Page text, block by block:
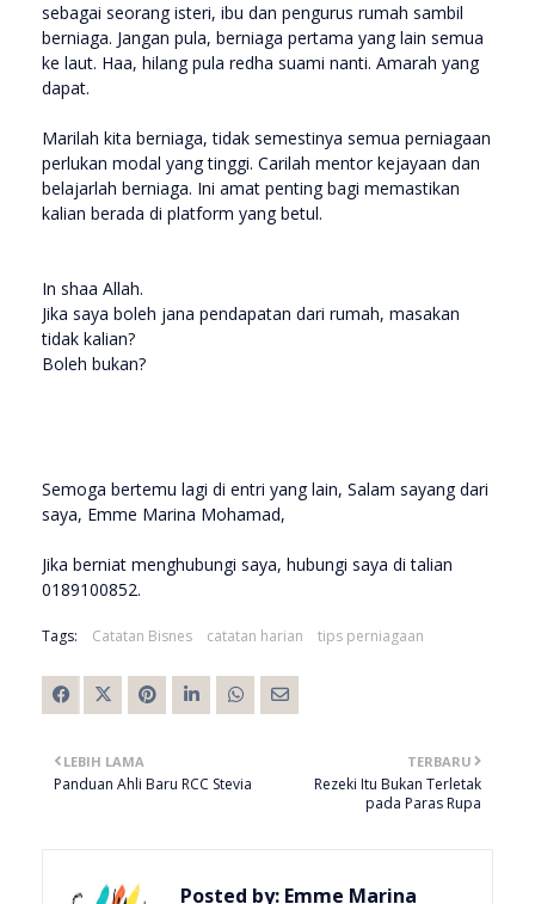
sebagai seorang isteri, ibu dan pengurus rumah sambil
berniaga. Jangan pula, berniaga pertama yang lain semua
ke laut. Haa, hilang pula redha suami nanti. Amarah yang
dapat.
Marilah kita berniaga, tidak semestinya semua perniagaan
perlukan modal yang tinggi. Carilah mentor kejayaan dan
belajarlah berniaga. Ini amat penting bagi memastikan
kalian berada di platform yang betul.
In shaa Allah.
Jika saya boleh jana pendapatan dari rumah, masakan
tidak kalian?
Boleh bukan?
Semoga bertemu lagi di entri yang lain, Salam sayang dari
saya, Emme Marina Mohamad,
Jika berniat menghubungi saya, hubungi saya di talian
0189100852.
Tags: Catatan Bisnes catatan harian tips perniagaan
TERBARU
Rezeki Itu Bukan Terletak
pada Paras Rupa
LEBIH LAMA
Panduan Ahli Baru RCC Stevia
Posted by: Emme Marina